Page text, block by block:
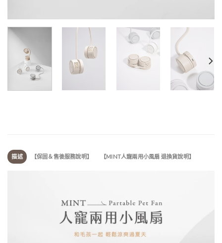
描述 【保固＆售後服務說明】 【MINT人寵兩用小風扇 退換貨說明】